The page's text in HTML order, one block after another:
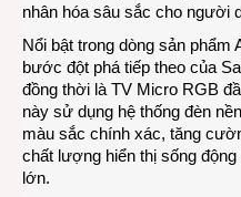
nhân hóa sâu sắc cho người
Nổi bật trong dòng sản phẩm
bước đột phá tiếp theo của
đồng thời là TV Micro RGB
này sử dụng hệ thống đèn
màu sắc chính xác, tăng
chất lượng hiển thị sống
lớn.